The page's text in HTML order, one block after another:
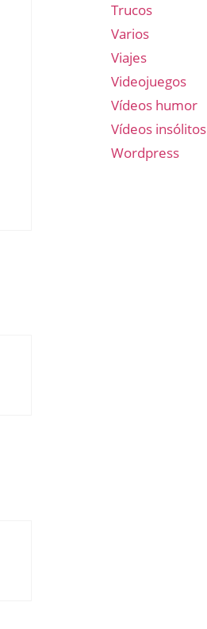
Trucos
Varios
Viajes
Videojuegos
Vídeos humor
Vídeos insólitos
Wordpress